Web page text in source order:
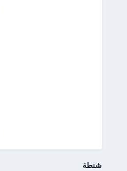
شنطة